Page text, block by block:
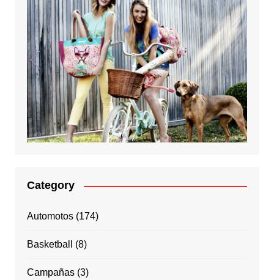
Category
Automotos(174)
Basketball (8)
Campañas(3)